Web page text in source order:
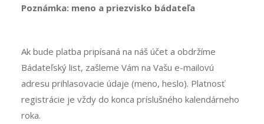
Poznámka: meno a priezvisko bádateľa
Ak bude platba pripísaná na náš účet a obdržíme
Bádateľský list, zašleme Vám na Vašu e-mailovú
adresu prihlasovacie údaje (meno, heslo). Platnosť
registrácie je vždy do konca príslušného kalendárneho
roka.